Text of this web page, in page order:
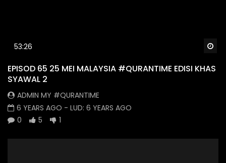
53:26
EPISOD 65 25 MEI MALAYSIA #QURANTIME EDISI KHAS
SYAWAL 2
ADMIN MY #QURANTIME
6 YEARS AGO - LUD: 6 YEARS AGO
0
5 1